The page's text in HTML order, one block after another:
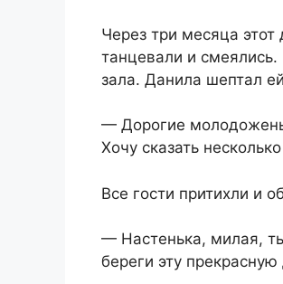
Через три месяца
танцевали и
зала. Данила шептал
— Дорогие
Хочу сказать
Все гости притихли и
— Настенька, милая,
береги эту